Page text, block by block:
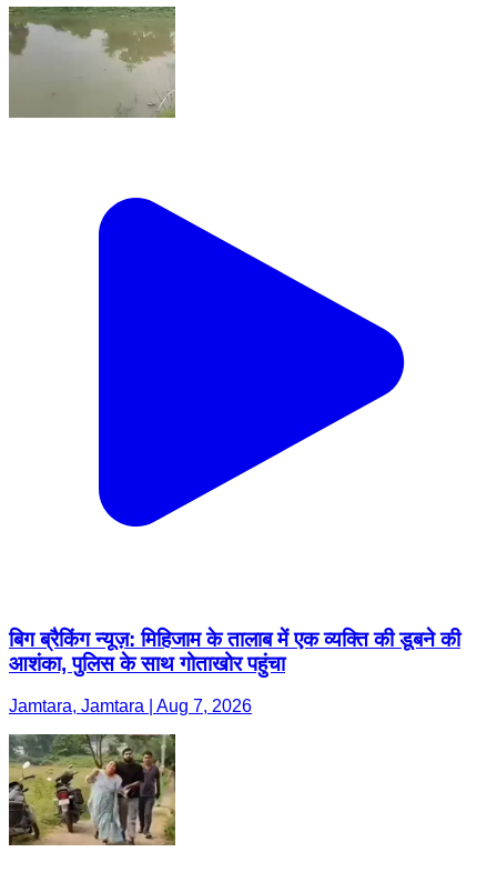
बिग ब्रैकिंग न्यूज़: मिहिजाम के तालाब में एक व्यक्ति की डूबने की
आशंका, पुलिस के साथ गोताखोर पहुंचा
Jamtara, Jamtara | Aug 7, 2026